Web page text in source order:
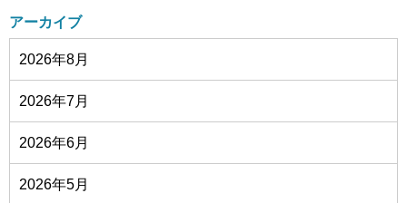
アーカイブ
2026年8月
2026年7月
2026年6月
2026年5月